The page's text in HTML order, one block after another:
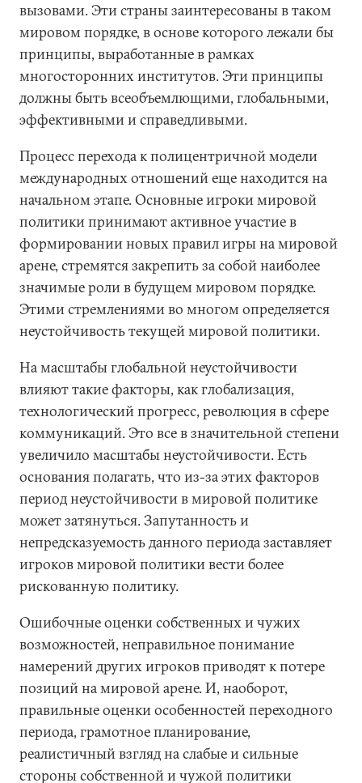
вызовами. Эти страны заинтересованы в таком
мировом порядке, в основе которого лежали бы
принципы, выработанные в рамках
многосторонних институтов. Эти принципы
должны быть всеобъемлющими, глобальными,
эффективными и справедливыми.
Процесс перехода к полицентричной модели
международных отношений еще находится на
начальном этапе. Основные игроки мировой
политики принимают активное участие в
формировании новых правил игры на мировой
арене, стремятся закрепить за собой наиболее
значимые роли в будущем мировом порядке.
Этими стремлениями во многом определяется
неустойчивость текущей мировой политики.
На масштабы глобальной неустойчивости
влияют такие факторы, как глобализация,
технологический прогресс, революция в сфере
коммуникаций. Это все в значительной степени
увеличило масштабы неустойчивости. Есть
основания полагать, что из-за этих факторов
период неустойчивости в мировой политике
может затянуться. Запутанность и
непредсказуемость данного периода заставляет
игроков мировой политики вести более
рискованную политику.
Ошибочные оценки собственных и чужих
возможностей, неправильное понимание
намерений других игроков приводят к потере
позиций на мировой арене. И, наоборот,
правильные оценки особенностей переходного
периода, грамотное планирование,
реалистичный взгляд на слабые и сильные
стороны собственной и чужой политики